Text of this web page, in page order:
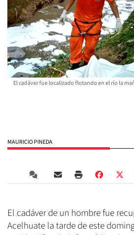
El cadáver fue localizado flotando en el río la
MAURICIO PINEDA
El cadáver de un hombre fue
Acelhuate la tarde de este